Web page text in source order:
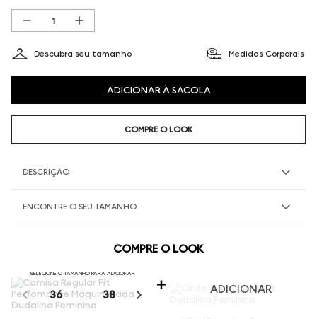
Descubra seu tamanho Medidas Corporais
ADICIONAR À SACOLA
COMPRE O LOOK
DESCRIÇÃO
ENCONTRE O SEU TAMANHO
COMPRE O LOOK
SELECIONE O TAMANHO PARA ADICIONAR
36 38 42 44
ADICIONAR